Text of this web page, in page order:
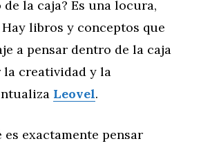
la caja? Es una locura,
libros y conceptos que
a pensar dentro de la caja
la creatividad y la
Leovel.
es exactamente pensar